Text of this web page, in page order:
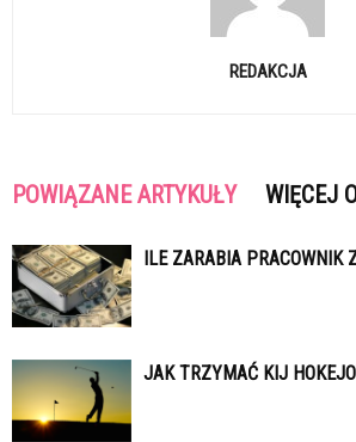
REDAKCJA
POWIĄZANE ARTYKUŁY WIĘCEJ
ILE ZARABIA PRACOWNIK
JAK TRZYMAĆ KIJ